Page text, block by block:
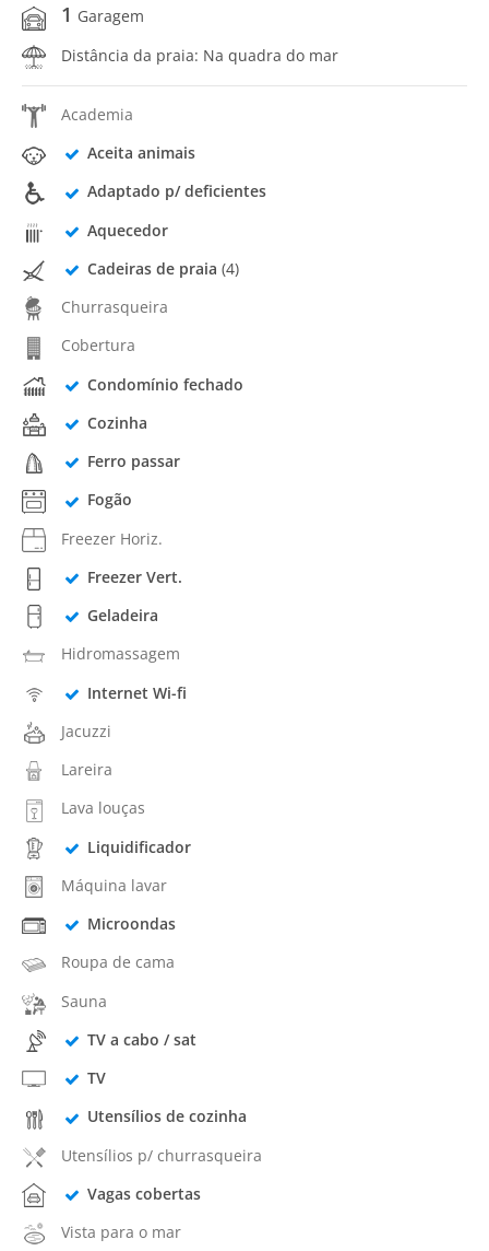
1 Garagem
Distância da praia: Na quadra do mar
Academia
Aceita animais
Adaptado p/ deficientes
Aquecedor
Cadeiras de praia (4)
Churrasqueira
Cobertura
Condomínio fechado
Cozinha
Ferro passar
Fogão
Freezer Horiz.
Freezer Vert.
Geladeira
Hidromassagem
Internet Wi-fi
Jacuzzi
Lareira
Lava louças
Liquidificador
Máquina lavar
Microondas
Roupa de cama
Sauna
TV a cabo / sat
TV
Utensílios de cozinha
Utensílios p/ churrasqueira
Vagas cobertas
Vista para o mar